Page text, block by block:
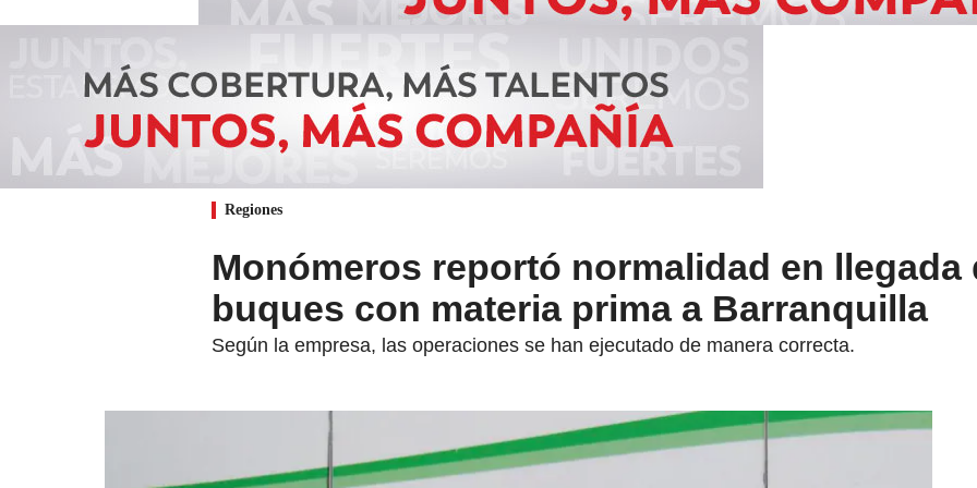
Regiones
Monómeros reportó normalidad en llegada
buques con materia prima a Barranquilla
Según la empresa, las operaciones se han ejecutado de manera correcta.